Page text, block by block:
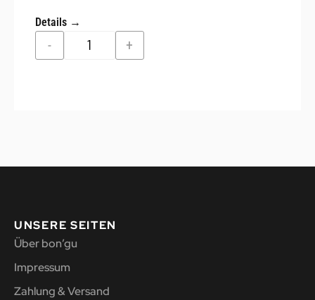
Details →
- +
UNSERE SEITEN
Über bon’gu
Impressum
Zahlung & Versand